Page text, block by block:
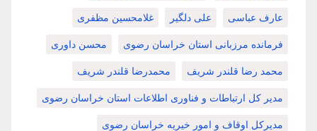
عارف عباسی علی دلگیر غلامحسین مظفری
فرمانده مرزبانی استان خراسان رضوی محسن داوری
محمد رضا قلندر شریف محمدرضا قلندر شریف
مدیر کل ارتباطات و فناوری اطلاعات استان خراسان رضوی
مدیرکل اوقاف و امور خیریه خراسان رضوی